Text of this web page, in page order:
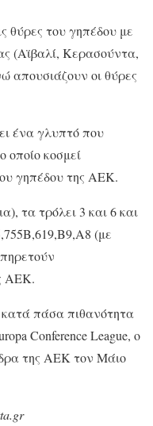
θύρες του γηπέδου με
(Αϊβαλί, Κερασούντα,
απουσιάζουν οι θύρες
ένα γλυπτό που
οποίο κοσμεί
γηπέδου της ΑΕΚ.
τα τρόλει 3 και 6 και
(με
ΑΕΚ.
πάσα πιθανότητα
Conference League, ο
της ΑΕΚ τον Μάιο